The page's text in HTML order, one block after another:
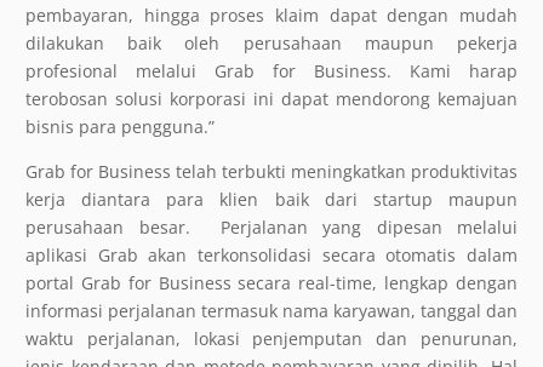
pembayaran, hingga proses klaim dapat dengan mudah
dilakukan baik oleh perusahaan maupun pekerja
profesional melalui Grab for Business. Kami harap
terobosan solusi korporasi ini dapat mendorong kemajuan
bisnis para pengguna.”
Grab for Business telah terbukti meningkatkan produktivitas
kerja diantara para klien baik dari startup maupun
perusahaan besar.
Perjalanan yang dipesan melalui
aplikasi Grab akan terkonsolidasi secara otomatis dalam
portal Grab for Business secara real-time, lengkap dengan
informasi perjalanan termasuk nama karyawan, tanggal dan
waktu perjalanan, lokasi penjemputan dan penurunan,